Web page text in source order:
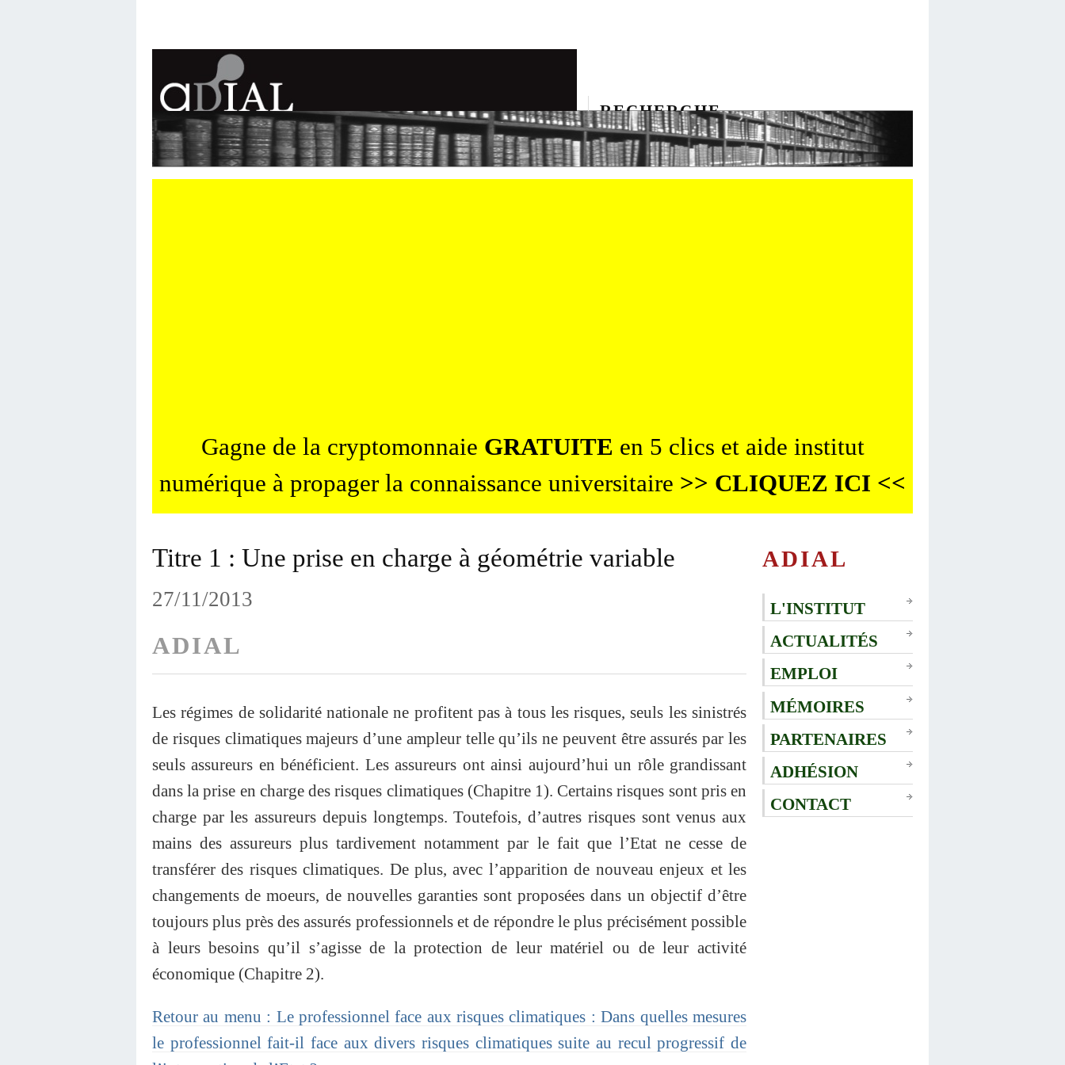
RECHERCHE
Gagne de la cryptomonnaie GRATUITE en 5 clics et aide institut
numérique à propager la connaissance universitaire >> CLIQUEZ ICI <<
Titre 1 : Une prise en charge à géométrie variable
27/11/2013
ADIAL
Les régimes de solidarité nationale ne profitent pas à tous les risques, seuls les sinistrés
de risques climatiques majeurs d’une ampleur telle qu’ils ne peuvent être assurés par les
seuls assureurs en bénéficient. Les assureurs ont ainsi aujourd’hui un rôle grandissant
dans la prise en charge des risques climatiques (Chapitre 1). Certains risques sont pris en
charge par les assureurs depuis longtemps. Toutefois, d’autres risques sont venus aux
mains des assureurs plus tardivement notamment par le fait que l’Etat ne cesse de
transférer des risques climatiques. De plus, avec l’apparition de nouveau enjeux et les
changements de moeurs, de nouvelles garanties sont proposées dans un objectif d’être
toujours plus près des assurés professionnels et de répondre le plus précisément possible
à leurs besoins qu’il s’agisse de la protection de leur matériel ou de leur activité
économique (Chapitre 2).
Retour au menu : Le professionnel face aux risques climatiques : Dans quelles mesures
le professionnel fait-il face aux divers risques climatiques suite au recul progressif de
ADIAL
L'INSTITUT
ACTUALITÉS
EMPLOI
MÉMOIRES
PARTENAIRES
ADHÉSION
CONTACT